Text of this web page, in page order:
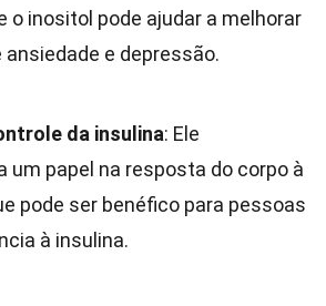
o inositol pode ajudar a melhorar
ansiedade e depressão.
da insulina: Ele
um papel na resposta do corpo à
pode ser benéfico para pessoas
à insulina.